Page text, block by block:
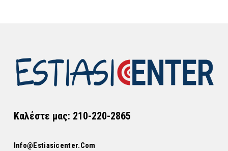
Καλέστε μας: 210-220-2865
Info@estiasicenter.com